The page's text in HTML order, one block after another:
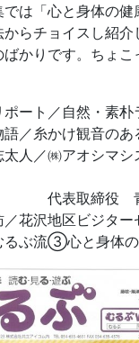
では「心と身体の
らチョイスし紹介
かりです。ちょ
ポート／自然・素
語／糸かけ観音のあ
太人／㈱アオシマ
役 青島
／花沢地区ビジター
るぶ流③心と身体